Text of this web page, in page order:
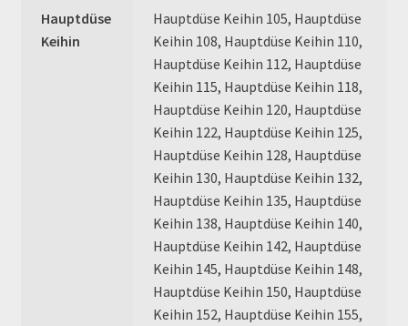
Pitbike Junior
Pitbikestrecken in Spanien – eine Rundreise und die
POLITICA DE COOKIES
Rennserien-Veranstalter
Hauptdüse
Keihin
Hauptdüse Keihin 105, Hauptdüse
Keihin 108, Hauptdüse Keihin 110,
Hauptdüse Keihin 112, Hauptdüse
Keihin 115, Hauptdüse Keihin 118,
Hauptdüse Keihin 120, Hauptdüse
Keihin 122, Hauptdüse Keihin 125,
Hauptdüse Keihin 128, Hauptdüse
Keihin 130, Hauptdüse Keihin 132,
Hauptdüse Keihin 135, Hauptdüse
Keihin 138, Hauptdüse Keihin 140,
Hauptdüse Keihin 142, Hauptdüse
Keihin 145, Hauptdüse Keihin 148,
Hauptdüse Keihin 150, Hauptdüse
Keihin 152, Hauptdüse Keihin 155,